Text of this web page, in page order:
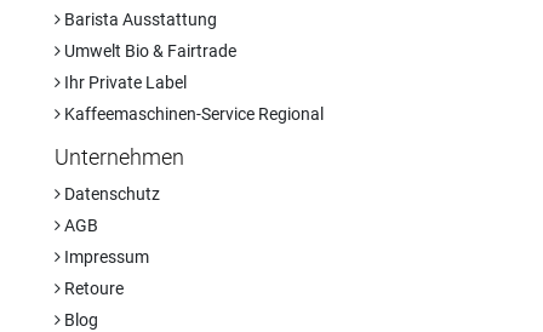
Barista Ausstattung
Umwelt Bio & Fairtrade
Ihr Private Label
Kaffeemaschinen-Service Regional
Unternehmen
Datenschutz
AGB
Impressum
Retoure
Blog